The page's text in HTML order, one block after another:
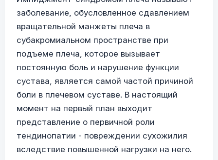
заболевание, обусловленное сдавлением
вращательной манжеты плеча в
субакромиальном пространстве при
подъеме плеча, которое вызывает
постоянную боль и нарушение функции
сустава, является самой частой причиной
боли в плечевом суставе. В настоящий
момент на первый план выходит
представление о первичной роли
тендинопатии - повреждении сухожилия
вследствие повышенной нагрузки на него.